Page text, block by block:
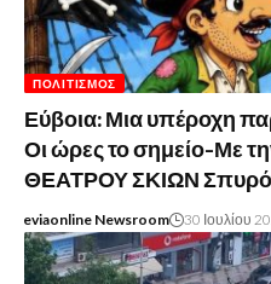
ΠΟΛΙΤΙΣΜΌΣ
Εύβοια: Μια υπέροχη
Οι ώρες το σημείο-Με
ΘΕΑΤΡΟΥ ΣΚΙΩΝ
eviaonline Newsroom 30 Ιουλίου